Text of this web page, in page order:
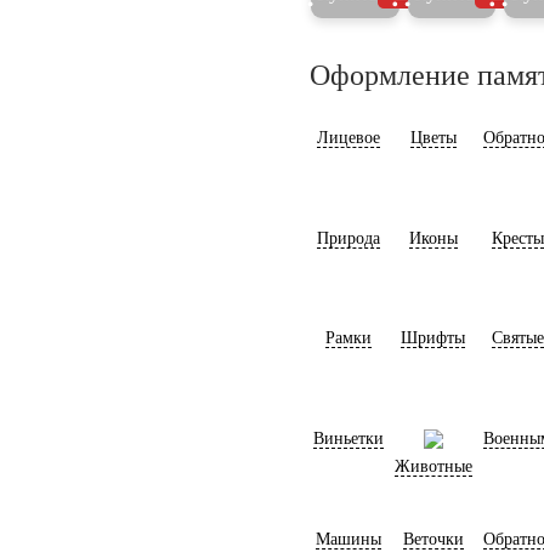
Оформление
Лицевое Цветы
Природа Иконы Кресты
Рамки Шрифты Святые
Виньетки
Животные
Машины Веточки